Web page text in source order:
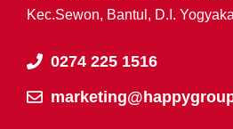
Kec.Sewon, Bantul, D.I.
0274 225 1516